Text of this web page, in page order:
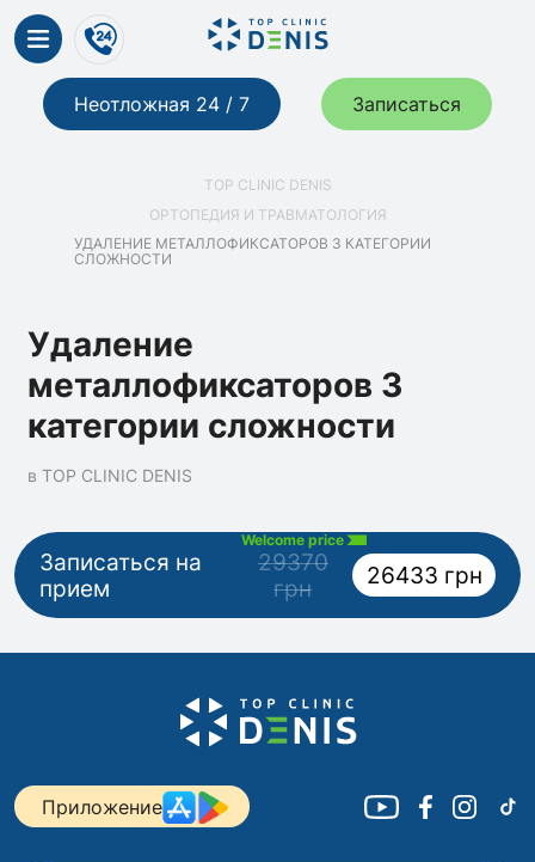
Неотложная 24 / 7 Записаться
TOP CLINIC DENIS
ОРТОПЕДИЯ И ТРАВМАТОЛОГИЯ
УДАЛЕНИЕ МЕТАЛЛОФИКСАТОРОВ 3 КАТЕГОРИИ
СЛОЖНОСТИ
Удаление
металлофиксаторов 3
категории сложности
в TOP CLINIC DENIS
Записаться на
прием
Welcome price
29370
грн
26433 грн
Приложение